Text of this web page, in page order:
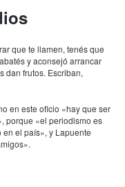
que te llamen, tenés que
y aconsejó arrancar
dan frutos. Escriban,
en este oficio «hay que ser
porque «el periodismo es
el país», y Lapuente